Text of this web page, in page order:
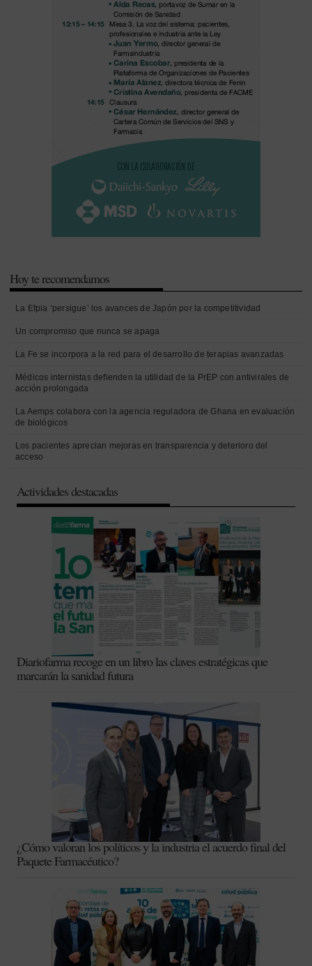
Hoy te recomendamos
La Efpia ‘persigue’ los avances de Japón por la competitividad
Un compromiso que nunca se apaga
La Fe se incorpora a la red para el desarrollo de terapias avanzadas
Médicos internistas defienden la utilidad de la PrEP con antivirales de
acción prolongada
La Aemps colabora con la agencia reguladora de Ghana en evaluación
de biológicos
Los pacientes aprecian mejoras en transparencia y deterioro del
acceso
Actividades destacadas
Diariofarma recoge en un libro las claves estratégicas que
marcarán la sanidad futura
¿Cómo valoran los políticos y la industria el acuerdo final del
Paquete Farmacéutico?